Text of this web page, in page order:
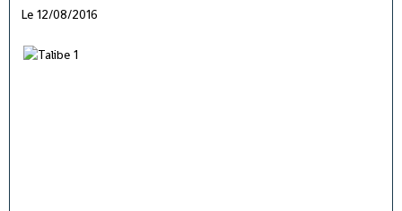
Le 12/08/2016